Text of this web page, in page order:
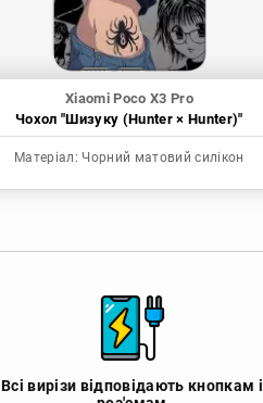
Xiaomi Poco X3 Pro
Чохол "Шизуку (Hunter × Hunter)"
Матеріал: Чорний матовий силікон
Всі вирізи відповідають кнопкам і